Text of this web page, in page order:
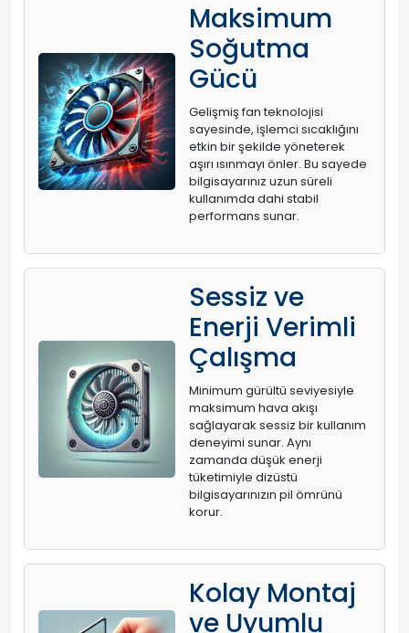
Maksimum
Soğutma
Gücü
Gelişmiş fan teknolojisi
sayesinde, işlemci sıcaklığını
etkin bir şekilde yöneterek
aşırı ısınmayı önler. Bu sayede
bilgisayarınız uzun süreli
kullanımda dahi stabil
performans sunar.
Sessiz ve
Enerji Verimli
Çalışma
Minimum gürültü seviyesiyle
maksimum hava akışı
sağlayarak sessiz bir kullanım
deneyimi sunar. Aynı
zamanda düşük enerji
tüketimiyle dizüstü
bilgisayarınızın pil ömrünü
korur.
Kolay Montaj
ve Uyumlu